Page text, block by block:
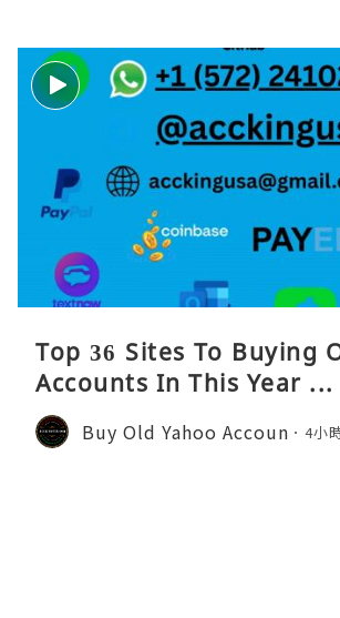
Top 36 Sites To Buying
Accounts In This Year ...
Buy Old Yahoo Accoun 4小